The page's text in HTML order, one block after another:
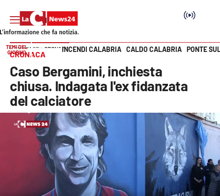
SEZIONI
Cronaca
Politica
Attualità
Economia e lavoro
Vai
TEMI DEL
GIORNO
INCENDI CALABRIA CALDO CALABRIA PONTE
HOME PAGE CRONACA
CRONACA
Caso Bergamini, inchiesta
chiusa. Indagata l'ex fidanzata
del calciatore